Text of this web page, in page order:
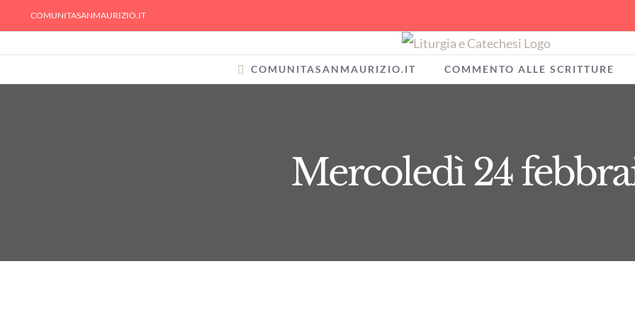
to
content
COMUNITASANMAURIZIO.IT
COMUNITASANMAURIZIO.IT COMMENTO ALLE SCRITTURE
Mercoledì 24